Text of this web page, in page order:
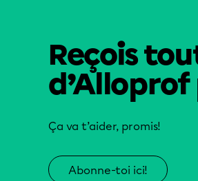
Reçois
Ça va t’aider, promis!
Abonne-toi ici!